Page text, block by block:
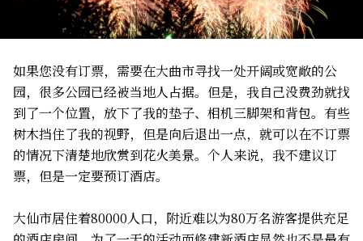
如果您没有订票，需要在大曲市寻找一处开阔或宽敞的公
园，很多公园已经被当地人占据。但是，我自己没费劲就找
到了一个位置，放下了我的垫子、相机三脚架和背包。有些
树木挡住了我的视野，但是向后退出一点，就可以在不订票
的情况下清楚地欣赏到花火美景。个人来说，我不建议订
票，但是一定要预订酒店。
大仙市居住着80000人口，附近难以为80万名游客提供充足